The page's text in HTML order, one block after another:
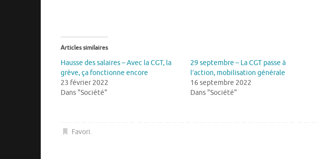
Articles similaires
Hausse des salaires – Avec la CGT, la
grève, ça fonctionne encore
23 février 2022
Dans "Société"
29 septembre – La CGT passe à
l’action, mobilisation générale
16 septembre 2022
Dans "Société"
Favori.